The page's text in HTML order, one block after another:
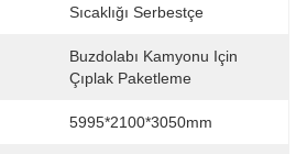
Sıcaklığı Serbestçe
Buzdolabı Kamyonu Için
Çıplak Paketleme
5995*2100*3050mm